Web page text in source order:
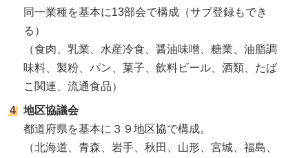
同一業種を基本に13部会で構成（サブ登録もでき
る）
（食肉、乳業、水産冷食、醤油味噌、糖業、油脂調
味料、製粉、パン、菓子、飲料ビール、酒類、たば
こ関連、流通食品）
地区協議会
都道府県を基本に３９地区協で構成。
（北海道、青森、岩手、秋田、山形、宮城、福島、